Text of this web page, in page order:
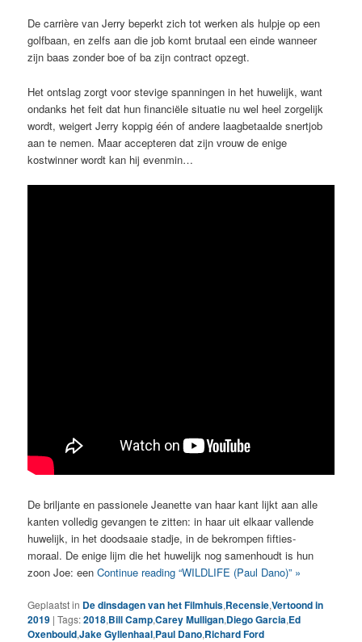
De carrière van Jerry beperkt zich tot werken als hulpje op een
golfbaan, en zelfs aan die job komt brutaal een einde wanneer
zijn baas zonder boe of ba zijn contract opzegt.
Het ontslag zorgt voor stevige spanningen in het huwelijk, want
ondanks het feit dat hun financiële situatie nu wel heel zorgelijk
wordt, weigert Jerry koppig één of andere laagbetaalde snertjob
aan te nemen. Maar accepteren dat zijn vrouw de enige
kostwinner wordt kan hij evenmin…
De briljante en passionele Jeanette van haar kant lijkt aan alle
kanten volledig gevangen te zitten: in haar uit elkaar vallende
huwelijk, in het doodsaaie stadje, in de bekrompen fifties-
moraal. De enige lijm die het huwelijk nog samenhoudt is hun
zoon Joe: eenContinue reading “WILDLIFE (Paul Dano)” »
Geplaatst in De dinsdagen van het Filmhuis,Recensie,Vertoond in
2019 |Tags:2018,Bill Camp,Carey Mulligan,Diego Garcia,Ed
Oxenbould,Jake Gyllenhaal,Paul Dano,Richard Ford